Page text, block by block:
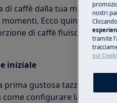
di caffè dalla tua macchina
Ecco quindi
di caffè fluisca dal
iniziale
prima gustosa tazza?
come configurare la tua
nostri
tramite
sui